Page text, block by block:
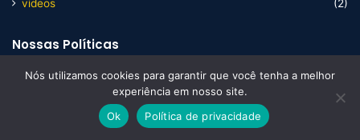
videos
(2)
Nossas Políticas
Nós utilizamos cookies para garantir que você tenha a melhor
experiência em nosso site.
Ok
Política de privacidade